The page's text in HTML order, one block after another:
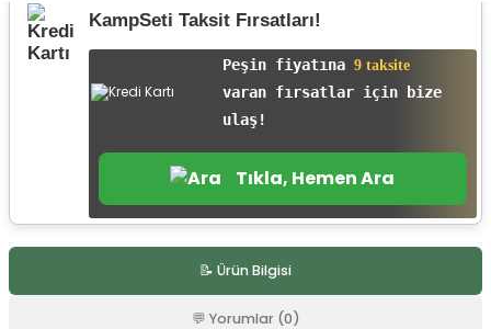
KampSeti Taksit Fırsatları!
Peşin fiyatına 9 taksite
varan fırsatlar için bize
ulaş!
Tıkla, Hemen Ara
📝 Ürün Bilgisi
💬 Yorumlar (0)